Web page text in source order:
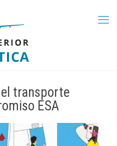
transporte
ESA